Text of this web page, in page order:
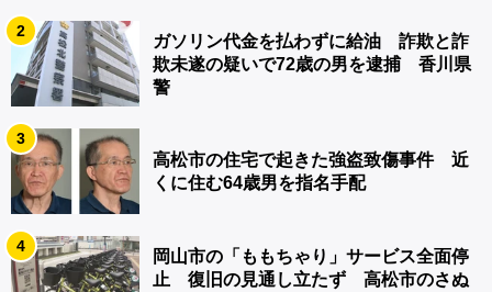
2
ガソリン代金を払わずに給油 詐欺と詐
欺未遂の疑いで72歳の男を逮捕 香川県
警
3
高松市の住宅で起きた強盗致傷事件 近
くに住む64歳男を指名手配
4
岡山市の「ももちゃり」サービス全面停
止 復旧の見通し立たず 高松市のさぬ